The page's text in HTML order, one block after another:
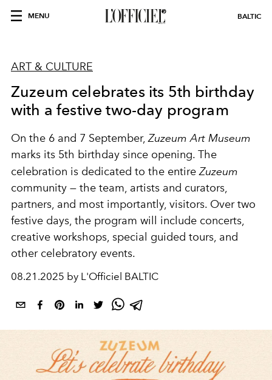
MENU BALTIC
ART & CULTURE
Zuzeum celebrates its 5th birthday
with a festive two-day program
On the 6 and 7 September,Zuzeum Art Museum
marks its 5th birthday since opening. The
celebration is dedicated to the entireZuzeum
community — the team, artists and curators,
partners, and most importantly, visitors. Over two
festive days, the program will include concerts,
creative workshops, special guided tours, and
other celebratory events.
08.21.2025 by L'Officiel BALTIC